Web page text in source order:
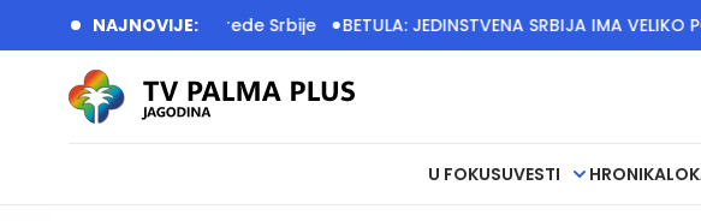
NAJNOVIJE:
temelje privrede Srbije BETULA: JEDINSTVENA SRBIJA IMA VELIKO
U FOKUSUVESTI HRONIKA